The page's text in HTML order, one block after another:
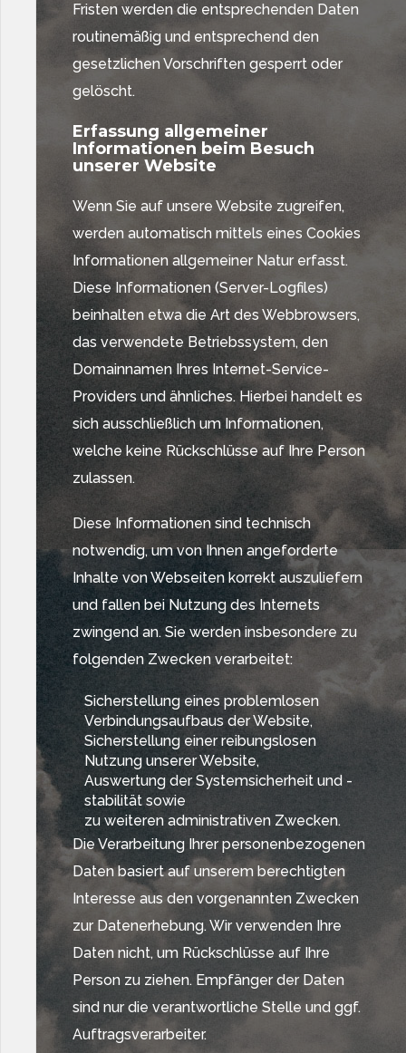
Fristen werden die entsprechenden Daten
routinemäßig und entsprechend den
gesetzlichen Vorschriften gesperrt oder
gelöscht.
Erfassung allgemeiner
Informationen beim Besuch
unserer Website
Wenn Sie auf unsere Website zugreifen,
werden automatisch mittels eines Cookies
Informationen allgemeiner Natur erfasst.
Diese Informationen (Server-Logfiles)
beinhalten etwa die Art des Webbrowsers,
das verwendete Betriebssystem, den
Domainnamen Ihres Internet-Service-
Providers und ähnliches. Hierbei handelt es
sich ausschließlich um Informationen,
welche keine Rückschlüsse auf Ihre Person
zulassen.
Diese Informationen sind technisch
notwendig, um von Ihnen angeforderte
Inhalte von Webseiten korrekt auszuliefern
und fallen bei Nutzung des Internets
zwingend an. Sie werden insbesondere zu
folgenden Zwecken verarbeitet:
Sicherstellung eines problemlosen
Verbindungsaufbaus der Website,
Sicherstellung einer reibungslosen
Nutzung unserer Website,
Auswertung der Systemsicherheit und -
stabilität sowie
zu weiteren administrativen Zwecken.
Die Verarbeitung Ihrer personenbezogenen
Daten basiert auf unserem berechtigten
Interesse aus den vorgenannten Zwecken
zur Datenerhebung. Wir verwenden Ihre
Daten nicht, um Rückschlüsse auf Ihre
Person zu ziehen. Empfänger der Daten
sind nur die verantwortliche Stelle und ggf.
Auftragsverarbeiter.